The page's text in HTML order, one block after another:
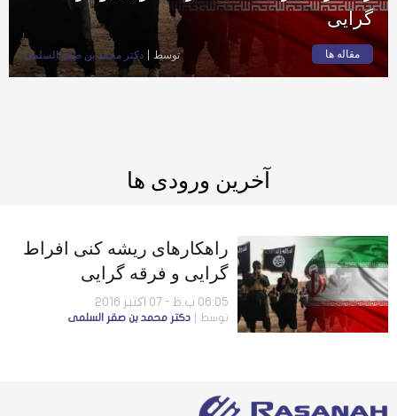
گرایی
مقاله ها توسط دكتر محمد بن صقر السلمى
آخرین ورودی ها
راهکارهای ریشه کنی افراط
گرایی و فرقه گرایی
06:05 ب.ظ - 07 اکتبر 2016
توسط دكتر محمد بن صقر السلمى